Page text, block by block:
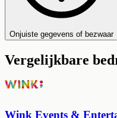
Onjuiste gegevens of bezwaar
Vergelijkbare
Wink Events &